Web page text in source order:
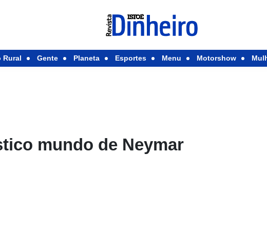
Rural Gente Planeta Esportes Menu Motorshow
mundo de Neymar